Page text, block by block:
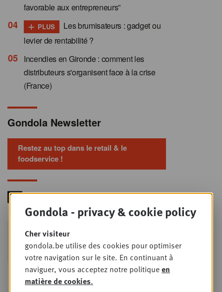
favorable aux entrepreneurs”
+ PLUS
Les brumisateurs : gadget ou
levier de rentabilité ?
Incendies en Gironde : comment les
distributeurs s'organisent face à la crise
(France)
Gondola Newsletter
Restez au top dans le retail & le
foodservice !
MER
9
SEPT
Foodservice - Joint
business planning
Intro to Negotiation: Succes aan de
onderhandelingstafel is geen toeval!
Gondola - privacy & cookie policy
Cher visiteur
gondola.be utilise des cookies pour optimiser
votre navigation sur le site. En continuant à
naviguer, vous acceptez notre politiqueen
matière de cookies.